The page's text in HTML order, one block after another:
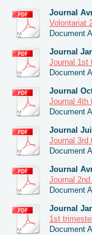
Journal
Volontariat
Document
Journal
Journal 1st
Document
Journal
Journal 4th
Document
Journal
Journal 3rd
Document
Journal
Journal
Document
Journal
1st
Document